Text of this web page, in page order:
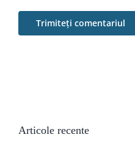
Articole recente